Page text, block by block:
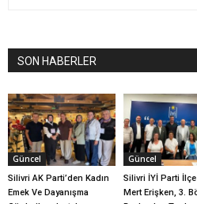
SON HABERLER
Güncel
Silivri AK Parti’den Kadın
Emek Ve Dayanışma
Güncel
Silivri İYİ Parti İlçe
Mert Erişken, 3.